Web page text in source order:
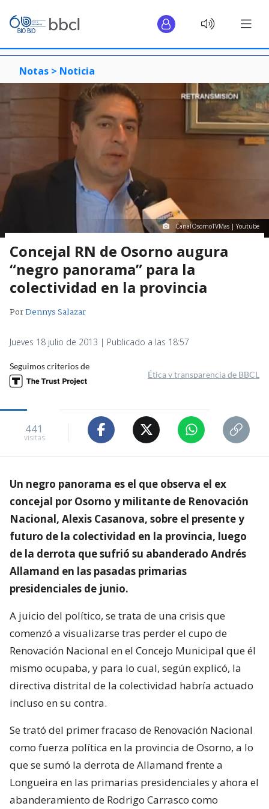
Notas > Noticia
CanalOsornoTVMas | Youtube
Concejal RN de Osorno augura
“negro panorama” para la
colectividad en la provincia
PorDennys Salazar
Jueves 18 julio de 2013 | Publicado a las 18:57
Seguimos criterios de
Ética y transparencia de BBCL
441
visitas
Un negro panorama es el que observa el ex
concejal por Osorno y militante de Renovación
Nacional, Alexis Casanova, sobre el presente y
futuro de la colectividad en la provincia, luego
de la derrota que sufrió su abanderado Andrés
Allamand en las pasadas primarias
presidenciales de junio.
A juicio del político, se trata de una crisis que
comenzó a visualizarse tras perder el cupo de
Renovación Nacional en el Concejo Municipal que él
mismo ocupaba, y para lo cual, según explicó, la
directiva distrital de la colectividad habría actuado
incluso en su contra.
Se trató del primer fracaso de Renovación Nacional
como fuerza política en la provincia de Osorno, a lo
que se sumó la derrota de Allamand frente a
Longueira en las primarias presidenciales y ahora el
abanderamiento de Rodrigo Carrasco como